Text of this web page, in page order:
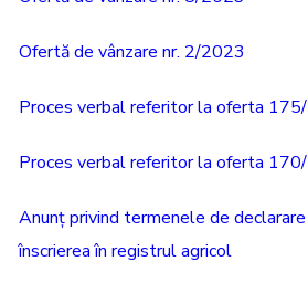
Ofertă de vânzare nr. 2/2023
Proces verbal referitor la oferta
Proces verbal referitor la oferta
Anunț privind termenele de
înscrierea în registrul agricol